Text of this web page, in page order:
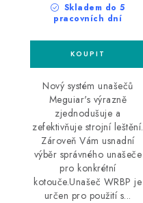
Skladem do 5
pracovních dní
Nový systém unašečů
Meguiar's výrazně
zjednodušuje a
zefektivňuje strojní leštění.
Zároveň Vám usnadní
výběr správného unašeče
pro konkrétní
kotouče.Unašeč WRBP je
určen pro použití s...